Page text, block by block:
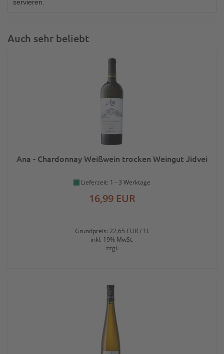
servieren.
Auch sehr beliebt
Ana - Chardonnay Weißwein trocken Weingut Jidvei
Lieferzeit: 1 - 3 Werktage
16,99 EUR
Grundpreis: 22,65 EUR / 1L
inkl. 19% MwSt.
zzgl.